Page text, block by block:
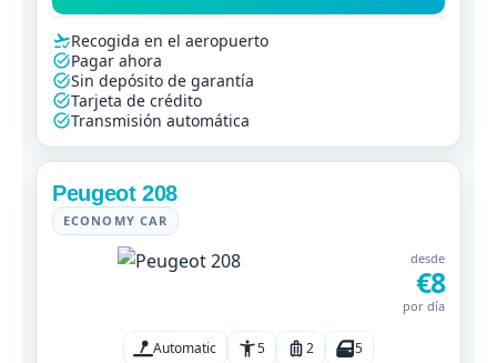
Recogida en el aeropuerto
Pagar ahora
Sin depósito de garantía
Tarjeta de crédito
Transmisión automática
Peugeot 208
ECONOMY CAR
desde
€8
por día
Automatic 5 2 5